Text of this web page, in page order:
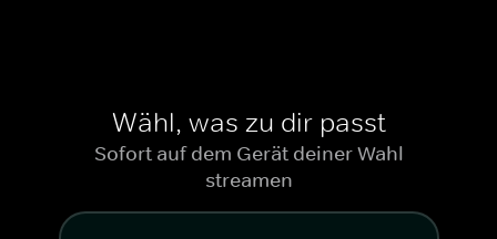
Wähl, was zu dir passt
Sofort auf dem Gerät deiner Wahl
streamen